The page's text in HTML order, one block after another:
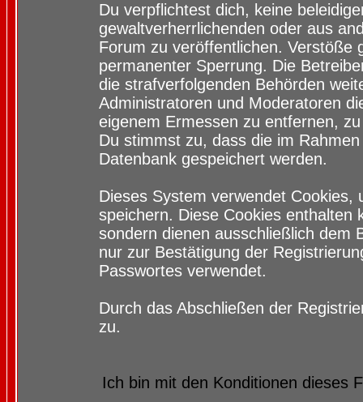
Du verpflichtest dich, keine
gewaltverherrlichenden oder aus
Forum zu veröffentlichen. Verstöße
permanenter Sperrung. Die
die strafverfolgenden Behörden
Administratoren und Moderatoren
eigenem Ermessen zu entfernen,
Du stimmst zu, dass die im
Datenbank gespeichert werden.
Dieses System verwendet
speichern. Diese Cookies enthalten
sondern dienen ausschließlich dem
nur zur Bestätigung der
Passwortes verwendet.
Durch das Abschließen der
zu.
Ich bin mit den Konditionen dieses